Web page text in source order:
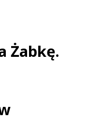
Żabkę.